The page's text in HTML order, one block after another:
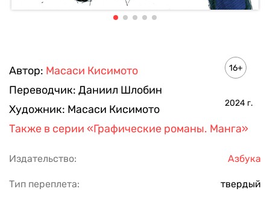
Автор: Масаси Кисимото
Переводчик: Даниил Шлобин
Художник: Масаси Кисимото
16+
2024 г.
Также в серии «Графические романы. Манга»
Издательство: Азбука
Тип переплета: твердый